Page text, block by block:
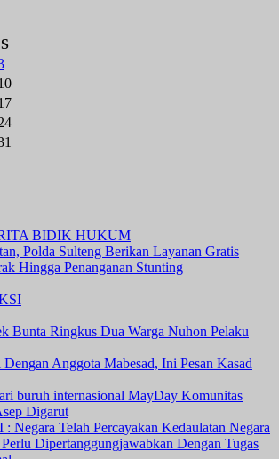
S
BIDIK HUKUM
Polda Sulteng Berikan Layanan Gratis
Hingga Penanganan Stunting
Bunta Ringkus Dua Warga Nuhon Pelaku
Anggota Mabesad, Ini Pesan Kasad
buruh internasional MayDay Komunitas
Digarut
Negara Telah Percayakan Kedaulatan Negara
Dipertanggungjawabkan Dengan Tugas